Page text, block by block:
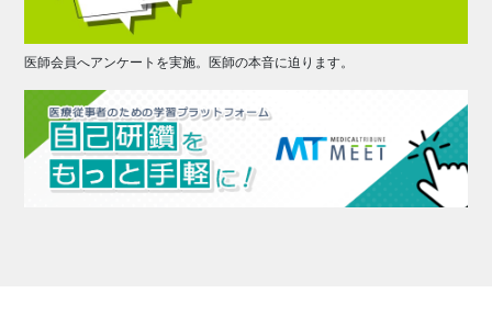
医師会員へアンケートを実施。医師の本音に迫ります。